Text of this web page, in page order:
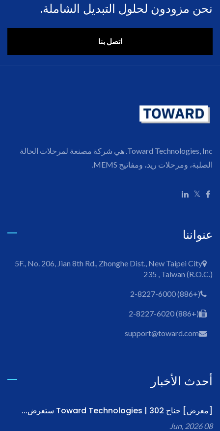
نحن مزودون لحلول التبديل الشاملة.
اتصل بنا
Toward Technologies, Inc. هي شركة مصنعة لمرحلات الحالة
الصلبة، ومرحلات ريد، ومفاتيح MEMS.
عنواننا
5F., No. 206, Jian 8th Rd., Zhonghe Dist., New Taipei City
235 , Taiwan (R.O.C.)
(+886) 2-8227-6000
(+886) 2-8227-6020
support@toward.com
أحدث الأخبار
[معرض] جناح 302 | Toward Technologies ستعرض...
08 Jun, 2026